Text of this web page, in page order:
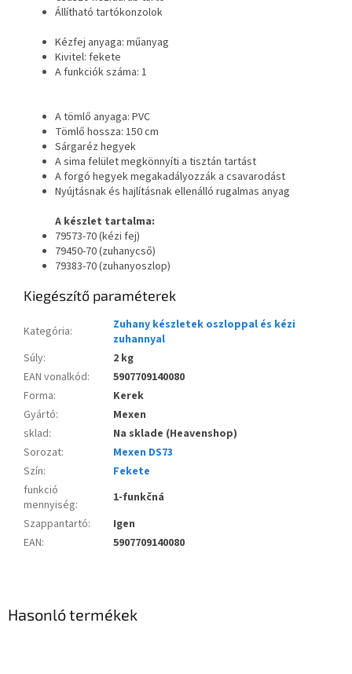
Állítható tartókonzolok
Kézfej anyaga: műanyag
Kivitel: fekete
A funkciók száma: 1
A tömlő anyaga: PVC
Tömlő hossza: 150 cm
Sárgaréz hegyek
A sima felület megkönnyíti a tisztán tartást
A forgó hegyek megakadályozzák a csavarodást
Nyújtásnak és hajlításnak ellenálló rugalmas anyag
A készlet tartalma:
79573-70 (kézi fej)
79450-70 (zuhanycső)
79383-70 (zuhanyoszlop)
Kiegészítő paraméterek
Kategória:
Zuhany készletek oszloppal és kézi
zuhannyal
Súly:
2 kg
EAN vonalkód:
5907709140080
Forma:
Kerek
Gyártó:
Mexen
sklad:
Na sklade (Heavenshop)
Sorozat:
Mexen DS73
Szín:
Fekete
funkció
mennyiség:
1-funkčná
Szappantartó:
Igen
EAN: 5907709140080
Hasonló termékek